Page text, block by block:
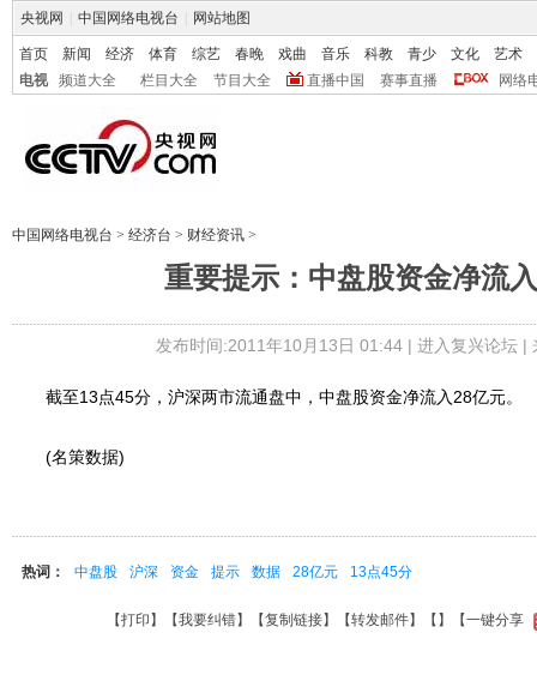
央视网 中国网络电视台 网站地图
首页 新闻 经济 体育 综艺 春晚 戏曲 音乐 科教 青少 文化
艺术
电视
频道大全 栏目大全 节目大全 直播中国 赛事直播 网络
中国网络电视台 > 经济台 > 财经资讯 >
重要提示：中盘股资金净流
发布时间:2011年10月13日 01:44 | 进入复兴论坛|
截至13点45分，沪深两市流通盘中，中盘股资金净流入28亿元。
(名策数据)
热词： 中盘股 沪深 资金 提示 数据 28亿元 13点45分
【打印 】【我要纠错】【复制链接】【转发邮件】【 】 【一键分享